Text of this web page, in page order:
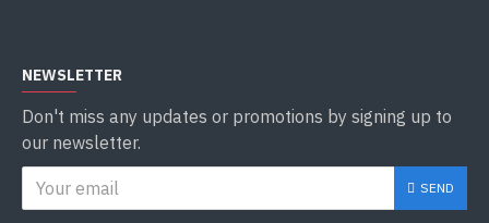
NEWSLETTER
Don't miss any updates or promotions by signing up to
our newsletter.
SEND